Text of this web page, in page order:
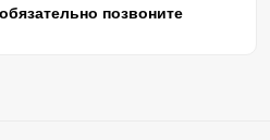
позвоните